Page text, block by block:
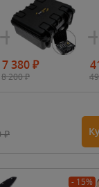
7 380₽
8 200₽
₽
- 15%